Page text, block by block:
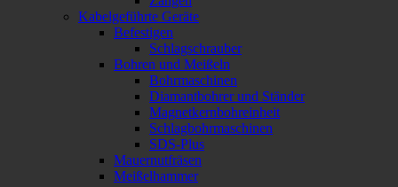
Kabelgeführte Geräte
Befestigen
Schlagschrauber
Bohren und Meißeln
Bohrmaschinen
Diamantbohrer und Ständer
Magnetkernbohreinheit
Schlagbohrmaschinen
SDS-Plus
Mauernutfräsen
Meißelhammer